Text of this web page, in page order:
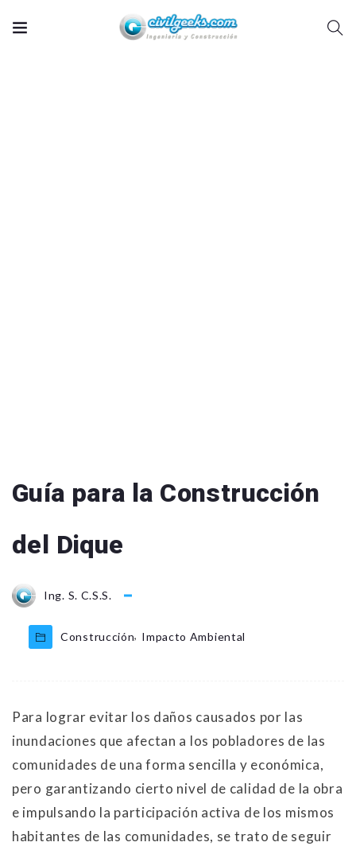
Guía para la Construcción
del Dique
Ing. S. C.S.S.
Construcción, Impacto Ambiental
Para lograr evitar los daños causados por las
inundaciones que afectan a los pobladores de las
comunidades de una forma sencilla y económica,
pero garantizando cierto nivel de calidad de la obra
e impulsando la participación activa de los mismos
habitantes de las comunidades, se trato de seguir